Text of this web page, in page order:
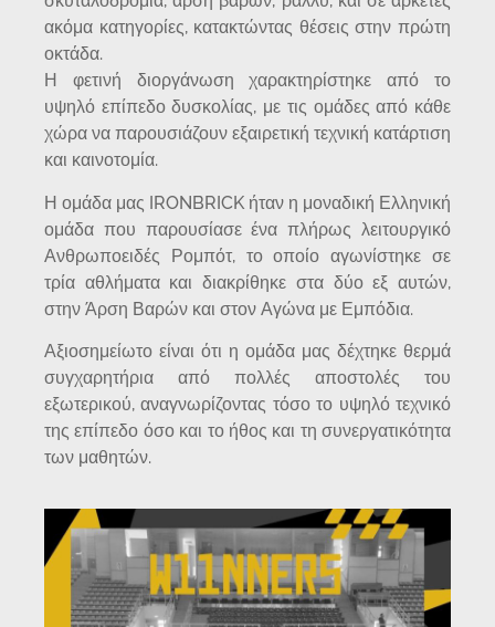
ακόμα κατηγορίες, κατακτώντας θέσεις στην πρώτη
οκτάδα.
Η φετινή διοργάνωση χαρακτηρίστηκε από το
υψηλό επίπεδο δυσκολίας, με τις ομάδες από κάθε
χώρα να παρουσιάζουν εξαιρετική τεχνική κατάρτιση
και καινοτομία.
Η ομάδα μας IRONBRICK ήταν η μοναδική Ελληνική
ομάδα που παρουσίασε ένα πλήρως λειτουργικό
Ανθρωποειδές Ρομπότ, το οποίο αγωνίστηκε σε
τρία αθλήματα και διακρίθηκε στα δύο εξ αυτών,
στην Άρση Βαρών και στον Αγώνα με Εμπόδια.
Αξιοσημείωτο είναι ότι η ομάδα μας δέχτηκε θερμά
συγχαρητήρια από πολλές αποστολές του
εξωτερικού, αναγνωρίζοντας τόσο το υψηλό τεχνικό
της επίπεδο όσο και το ήθος και τη συνεργατικότητα
των μαθητών.